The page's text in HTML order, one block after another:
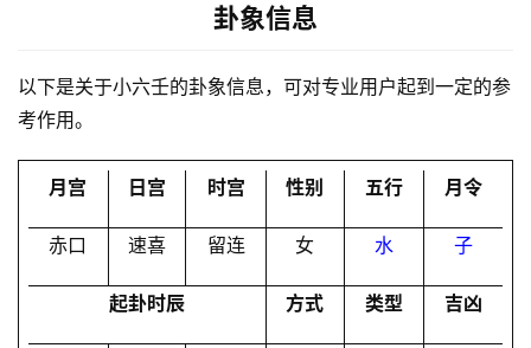
卦象信息
以下是关于小六壬的卦象信息，可对专业用户起到一定的参
考作用。
月宫 日宫 时宫 性别 五行 月令
赤口 速喜 留连 女 水 子
起卦时辰 方式 类型 吉凶